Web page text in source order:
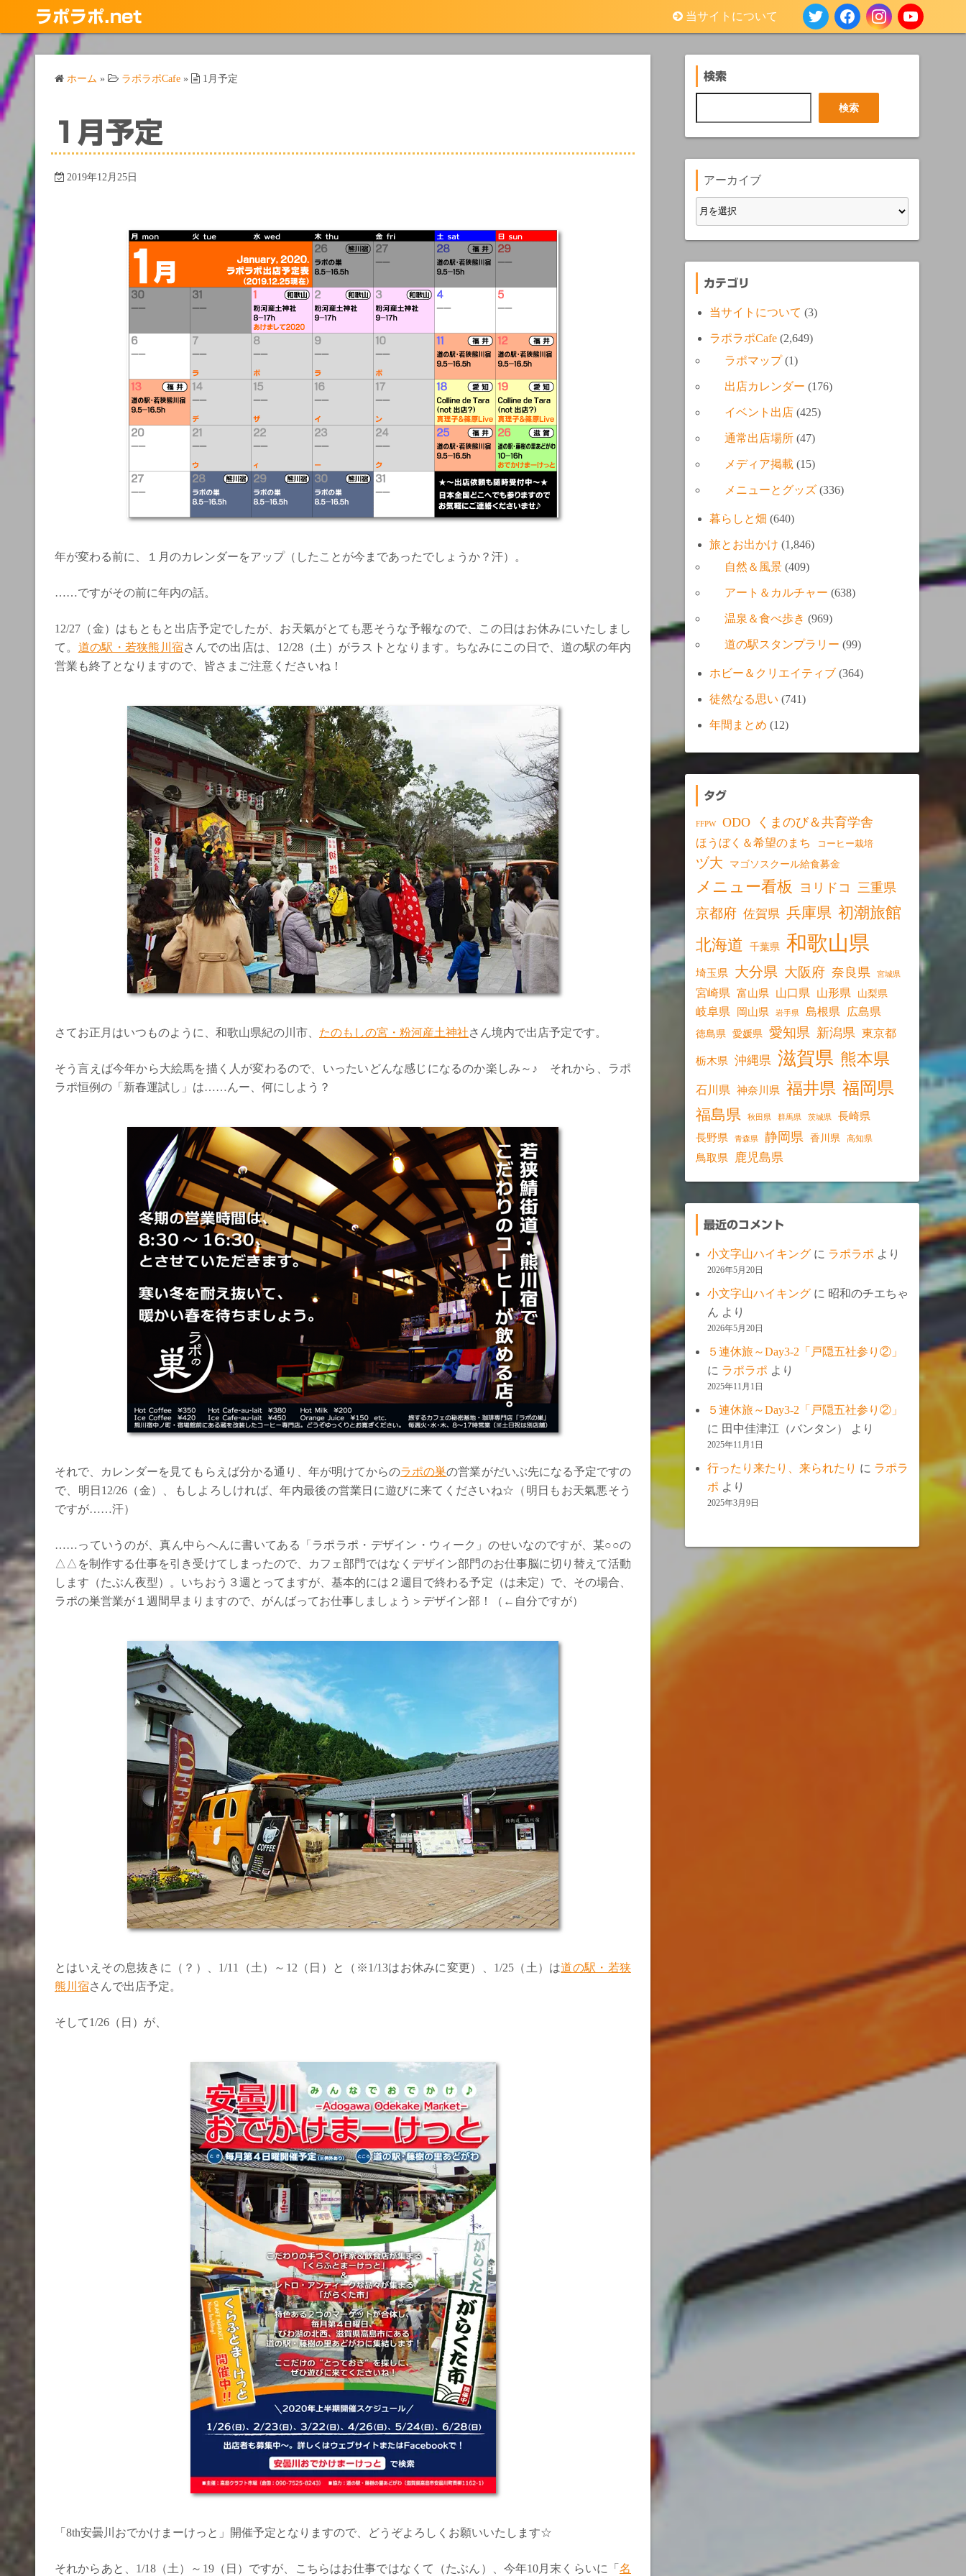
ン
ツ
へ
ス
ラポラポ.net 当サイトについて
ホーム » ラポラポCafe » 1月予定
1月予定
2019年12月25日
年が変わる前に、１月のカレンダーをアップ（したことが今まであったでしょうか？汗）。
……ですがその前に年内の話。
12/27（金）はもともと出店予定でしたが、お天氣がとても悪そうな予報なので、この日はお休みにいたしまし
て。 道の駅・若狭熊川宿さんでの出店は、12/28（土）がラストとなります。ちなみにこの日で、道の駅の年内
営業も終了となりますので、皆さまご注意くださいね！
さてお正月はいつものように、和歌山県紀の川市、 たのもしの宮・粉河産土神社さん境内で出店予定です。
そう言えば今年から大絵馬を描く人が変わるので、いったいどんな感じになるのか楽しみ～♪ それから、ラポ
ラポ恒例の「新春運試し」は……んー、何にしよう？
それで、カレンダーを見てもらえば分かる通り、年が明けてからのラポの巣の営業がだいぶ先になる予定ですの
で、明日12/26（金）、もしよろしければ、年内最後の営業日に遊びに来てくださいね☆（明日もお天氣悪そう
ですが……汗）
……っていうのが、真ん中らへんに書いてある「ラポラポ・デザイン・ウィーク」のせいなのですが、某○○の
△△を制作する仕事を引き受けてしまったので、カフェ部門ではなくデザイン部門のお仕事脳に切り替えて活動
します（たぶん夜型）。いちおう３週とってますが、基本的には２週目で終わる予定（は未定）で、その場合、
ラポの巣営業が１週間早まりますので、がんばってお仕事しましょう＞デザイン部！（←自分ですが）
とはいえその息抜きに（？）、1/11（土）～12（日）と（※1/13はお休みに変更）、1/25（土）は道の駅・若狭
熊川宿さんで出店予定。
そして1/26（日）が、
「8th安曇川おでかけまーけっと」開催予定となりますので、どうぞよろしくお願いいたします☆
それからあと、1/18（土）～19（日）ですが、こちらはお仕事ではなくて（たぶん）、今年10月末くらいに「 名
検索
索
検索
アーカイブ
カテゴリ
当サイトについて (3)
ラポラポCafe (2,649)
ラポマップ(1)
出店カレンダー (176)
イベント出店 (425)
通常出店場所 (47)
メディア掲載 (15)
メニューとグッズ (336)
暮らしと畑 (640)
旅とお出かけ (1,846)
自然＆風景 (409)
アート＆カルチャー (638)
温泉＆食べ歩き (969)
道の駅スタンプラリー (99)
ホビー＆クリエイティブ (364)
徒然なる思い (741)
年間まとめ (12)
タグ
FFPW ODO くまのび＆共育学舎
ほうぼく＆希望のまち コーヒー栽培
ヅ大 マゴソスクール給食募金
メニュー看板 ヨリドコ 三重県
京都府 佐賀県 兵庫県 初潮旅館
北海道
千葉県 和歌山県
埼玉県 大分県 大阪府 奈良県 宮城県
宮崎県 富山県 山口県 山形県 山梨県
岐阜県 岡山県 岩手県 島根県 広島県
徳島県 愛媛県 愛知県 新潟県 東京都
栃木県 沖縄県 滋賀県 熊本県
石川県 神奈川県 福井県 福岡県
福島県 秋田県 群馬県 茨城県 長崎県
長野県 青森県 静岡県 香川県 高知県
鳥取県 鹿児島県
最近のコメント
小文字山ハイキング に ラポラポ より
2026年5月20日
小文字山ハイキング に 昭和のチエちゃ
ん より
2026年5月20日
５連休旅～Day3-2「戸隠五社参り②」
に ラポラポ より
2025年11月1日
５連休旅～Day3-2「戸隠五社参り②」
に 田中佳津江（バンタン） より
2025年11月1日
行ったり来たり、来られたり に ラポラ
ポ より
2025年3月9日